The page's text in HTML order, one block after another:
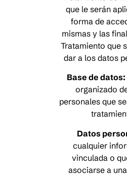
que le serán
forma de
mismas y las
Tratamiento que
dar a los datos
Base de datos:
organizado
personales que
Datos
cualquier
vinculada o
asociarse a